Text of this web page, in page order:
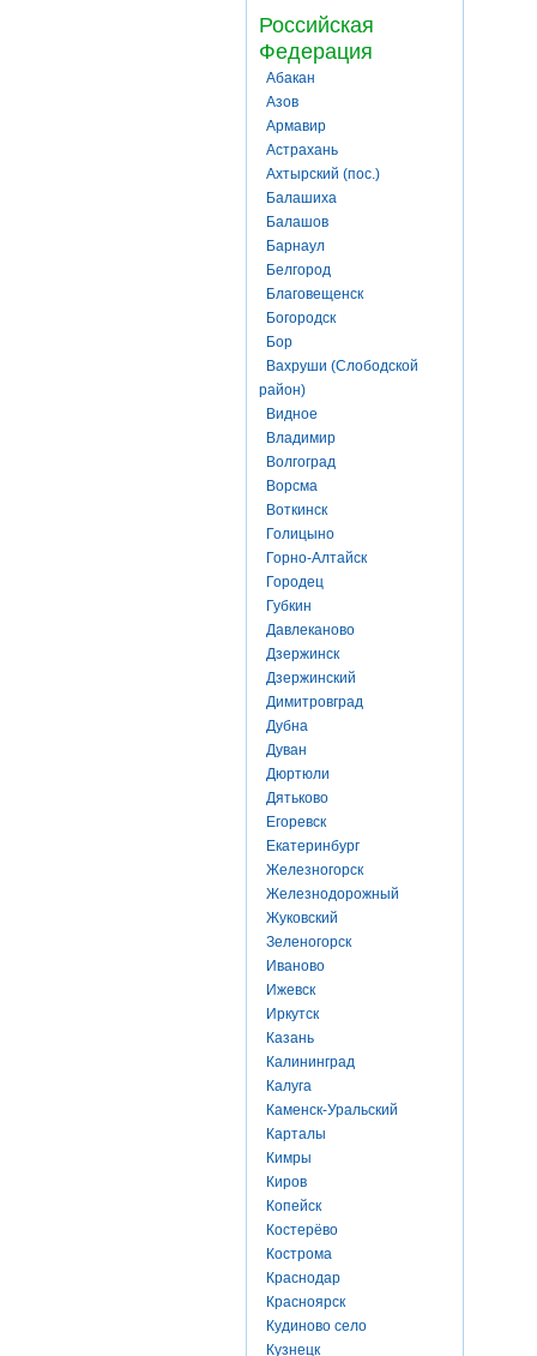
Российская
Федерация
Абакан
Азов
Армавир
Астрахань
Ахтырский (пос.)
Балашиха
Балашов
Барнаул
Белгород
Благовещенск
Богородск
Бор
Вахруши (Слободской
район)
Видное
Владимир
Волгоград
Ворсма
Воткинск
Голицыно
Горно-Алтайск
Городец
Губкин
Давлеканово
Дзержинск
Дзержинский
Димитровград
Дубна
Дуван
Дюртюли
Дятьково
Егоревск
Екатеринбург
Железногорск
Железнодорожный
Жуковский
Зеленогорск
Иваново
Ижевск
Иркутск
Казань
Калининград
Калуга
Каменск-Уральский
Карталы
Кимры
Киров
Копейск
Костерёво
Кострома
Краснодар
Красноярск
Кудиново село
Кузнецк